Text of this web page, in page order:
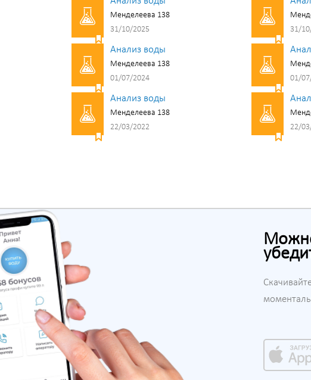
Менделеева 138
31/10/2025
31/
Анализ воды
Менделеева 138
01/07/2024
01/
Анализ воды
Менделеева 138
22/03/2022
22/